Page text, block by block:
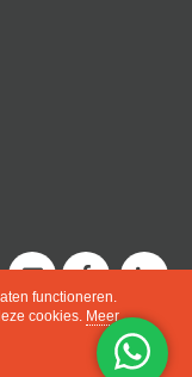
functioneren.
cookies. Meer